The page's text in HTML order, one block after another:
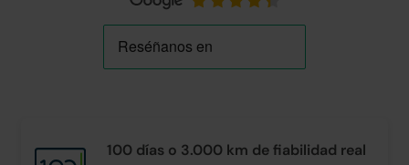
100 días o 3.000 km defiabilidad real